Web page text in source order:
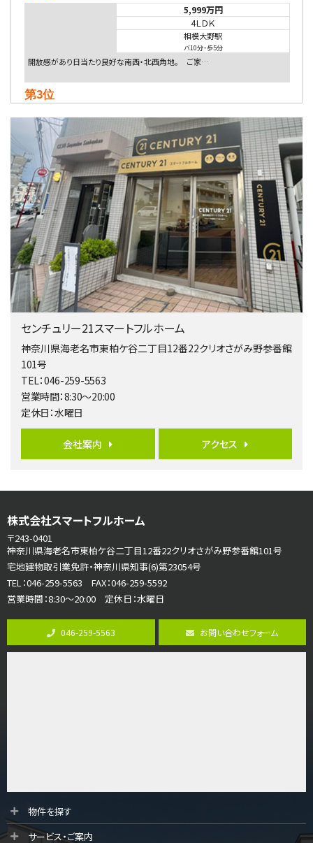
5,999万円
4ＬＤＫ
相模大野駅
バ10分・歩5分
開放感があり日当たり良好な南西・北西角地。 ご家…
第3位
4ＬＤＫ
相模大野駅
バ9分・歩4分
２０１５年６月築、積水ハウス施工住宅です。 南東…
第4位
4,080万円
4ＬＤＫ
淵野辺駅
歩17分
南側道路に面しており日当たり良好。 キッチンから…
第5位
3,680万円
バ19分・ 歩8分
開放感があり日当たり良好な南西・北西角地区画。 …
第6位
4ＳＬＤＫ
海老名駅
さがみ野駅
歩17分
ご家族が集まるLDKは１７．５帖とゆとりある広さ…
第8位
3,598万円
4ＬＤＫ
長後駅
第10位
3,990万円
センチュリー21スマートフルホーム
神奈川県海老名市東柏ケ谷二丁目12番22クリオさがみ野参番館
101号
TEL：046-259-5563
営業時間：8:30～20:00
定休日：水曜日
会社案内 アクセス
株式会社スマートフルホーム
〒243-0401
神奈川県海老名市東柏ケ谷二丁目12番22クリオさがみ野参番館101号
宅地建物取引業免許・神奈川県知事(6)第23054号
TEL：046-259-5563 FAX：046-259-5592
営業時間：8:30～20:00 定休日：水曜日
046-259-5563 お問い合わせフォーム
物件を探す
サービス・ご案内